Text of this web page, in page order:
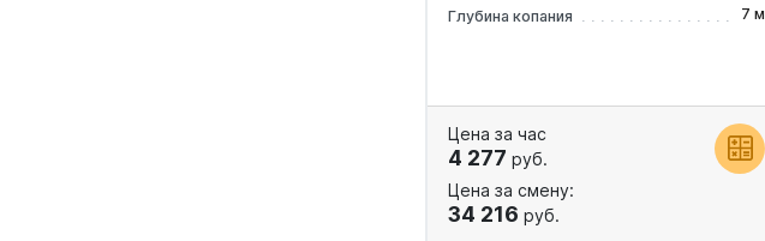
Глубина копания
7 м
Цена за час
4 277 руб.
Цена за смену:
34 216 руб.